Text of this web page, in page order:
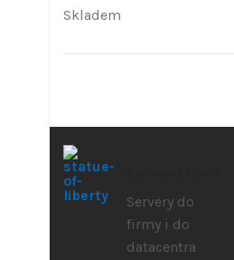
Skladem
Servery do
firmy i do
datacentra